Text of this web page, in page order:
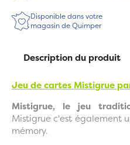
Disponible dans votre
magasin de Quimper
Description du produit
Jeu de cartes Mistigrue
Mistigrue, le jeu
Mistigrue c'est également
mémory.